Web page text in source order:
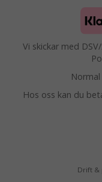
Vi skickar med
Hos oss kan du
Drift &